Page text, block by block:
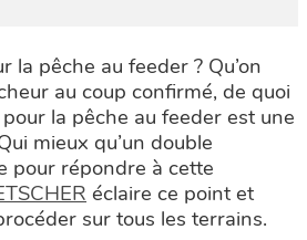
la pêche au feeder ? Qu’on
au coup confirmé, de quoi
la pêche au feeder est une
mieux qu’un double
pour répondre à cette
éclaire ce point et
sur tous les terrains.